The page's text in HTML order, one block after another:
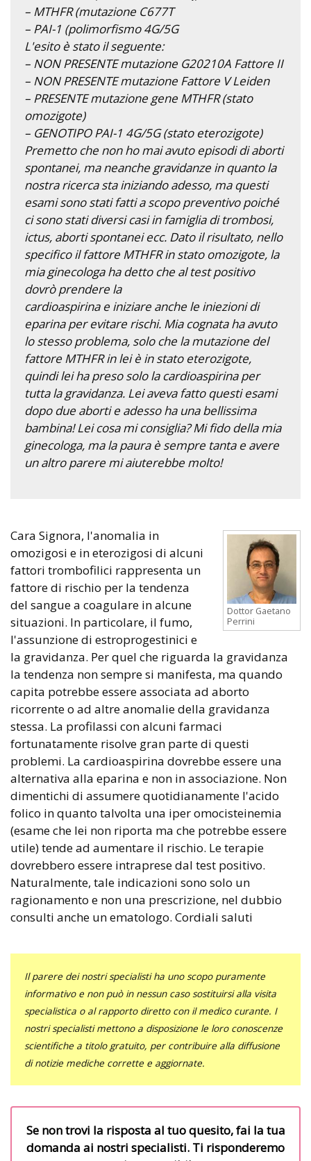
– MTHFR (mutazione C677T
– PAI-1 (polimorfismo 4G/5G
L'esito è stato il seguente:
– NON PRESENTE mutazione G20210A Fattore II
– NON PRESENTE mutazione Fattore V Leiden
– PRESENTE mutazione gene MTHFR (stato
omozigote)
– GENOTIPO PAI-1 4G/5G (stato eterozigote)
Premetto che non ho mai avuto episodi di aborti
spontanei, ma neanche gravidanze in quanto la
nostra ricerca sta iniziando adesso, ma questi
esami sono stati fatti a scopo preventivo poiché
ci sono stati diversi casi in famiglia di trombosi,
ictus, aborti spontanei ecc. Dato il risultato, nello
specifico il fattore MTHFR in stato omozigote, la
mia ginecologa ha detto che al test positivo
dovrò prendere la
cardioaspirina e iniziare anche le iniezioni di
eparina per evitare rischi. Mia cognata ha avuto
lo stesso problema, solo che la mutazione del
fattore MTHFR in lei è in stato eterozigote,
quindi lei ha preso solo la cardioaspirina per
tutta la gravidanza. Lei aveva fatto questi esami
dopo due aborti e adesso ha una bellissima
bambina! Lei cosa mi consiglia? Mi fido della mia
ginecologa, ma la paura è sempre tanta e avere
un altro parere mi aiuterebbe molto!
Dottor Gaetano
Perrini
Cara Signora, l'anomalia in
omozigosi e in eterozigosi di alcuni
fattori trombofilici rappresenta un
fattore di rischio per la tendenza
del sangue a coagulare in alcune
situazioni. In particolare, il fumo,
l'assunzione di estroprogestinici e
la gravidanza. Per quel che riguarda la gravidanza
la tendenza non sempre si manifesta, ma quando
capita potrebbe essere associata ad aborto
ricorrente o ad altre anomalie della gravidanza
stessa. La profilassi con alcuni farmaci
fortunatamente risolve gran parte di questi
problemi. La cardioaspirina dovrebbe essere una
alternativa alla eparina e non in associazione. Non
dimentichi di assumere quotidianamente l'acido
folico in quanto talvolta una iper omocisteinemia
(esame che lei non riporta ma che potrebbe essere
utile) tende ad aumentare il rischio. Le terapie
dovrebbero essere intraprese dal test positivo.
Naturalmente, tale indicazioni sono solo un
ragionamento e non una prescrizione, nel dubbio
consulti anche un ematologo. Cordiali saluti
Il parere dei nostri specialisti ha uno scopo puramente
informativo e non può in nessun caso sostituirsi alla visita
specialistica o al rapporto diretto con il medico curante. I
nostri specialisti mettono a disposizione le loro conoscenze
scientifiche a titolo gratuito, per contribuire alla diffusione
di notizie mediche corrette e aggiornate.
Se non trovi la risposta al tuo quesito, fai la tua
domanda ai nostri specialisti. Ti risponderemo